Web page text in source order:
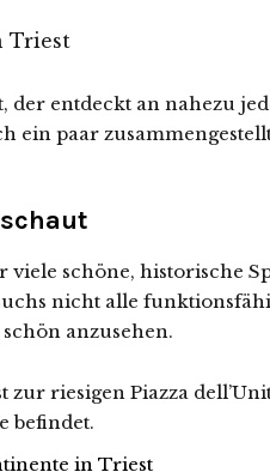
der entdeckt an nahezu
ein paar
viele schöne, historische
nicht alle
anzusehen.
zur riesigen Piazza
befindet.